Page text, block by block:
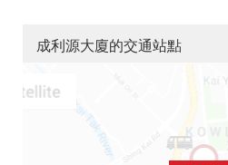
成利源大廈的交通站點